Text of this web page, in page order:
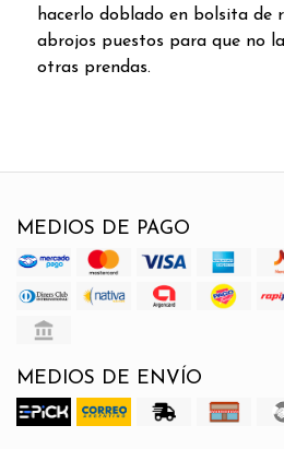
hacerlo doblado en bolsita de
abrojos puestos para que no
otras prendas.
MEDIOS DE PAGO
MEDIOS DE ENVÍO